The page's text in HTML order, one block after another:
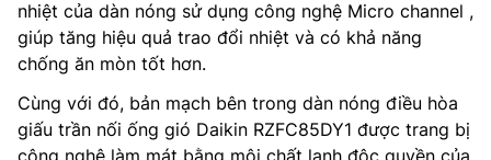
nhiệt của dàn nóng sử dụng công nghệ Micro channel ,
giúp tăng hiệu quả trao đổi nhiệt và có khả năng
chống ăn mòn tốt hơn.
Cùng với đó, bản mạch bên trong dàn nóng điều hòa
giấu trần nối ống gió Daikin RZFC85DY1 được trang bị
công nghệ làm mát bằng môi chất lạnh độc quyền của